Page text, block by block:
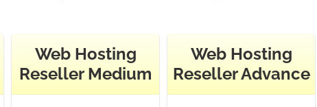
Web Hosting
Reseller Medium
Web Hosting
Reseller Advance